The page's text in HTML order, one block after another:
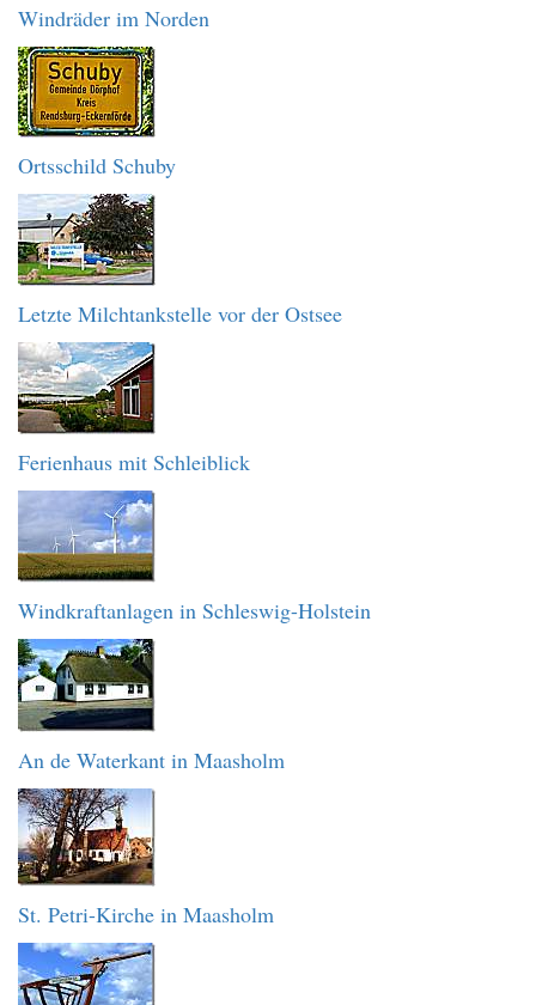
Windräder im Norden
Ortsschild Schuby
Letzte Milchtankstelle vor der Ostsee
Ferienhaus mit Schleiblick
Windkraftanlagen in Schleswig-Holstein
An de Waterkant in Maasholm
St. Petri-Kirche in Maasholm